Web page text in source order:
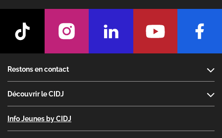
Restons en contact
Découvrir le CIDJ
Info Jeunes by CIDJ